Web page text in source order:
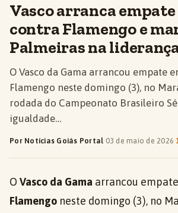
Vasco arranca
contra Flamengo e
Palmeiras na
O Vasco da Gama arrancou empate
Flamengo neste domingo (3), no
rodada do Campeonato Brasileiro
igualdade…
Por Notícias Goiás Portal· 03 de maio de 2026·
O Vasco da Gama arrancou
Flamengo neste domingo (3), no